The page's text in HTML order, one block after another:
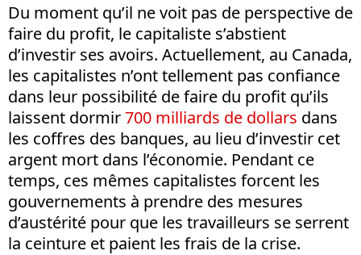
Du moment qu’il ne voit pas de perspective de
faire du profit, le capitaliste s’abstient
d’investir ses avoirs. Actuellement, au Canada,
les capitalistes n’ont tellement pas confiance
dans leur possibilité de faire du profit qu’ils
laissent dormir700 milliards de dollars dans
les coffres des banques, au lieu d’investir cet
argent mort dans l’économie. Pendant ce
temps, ces mêmes capitalistes forcent les
gouvernements à prendre des mesures
d’austérité pour que les travailleurs se serrent
la ceinture et paient les frais de la crise.